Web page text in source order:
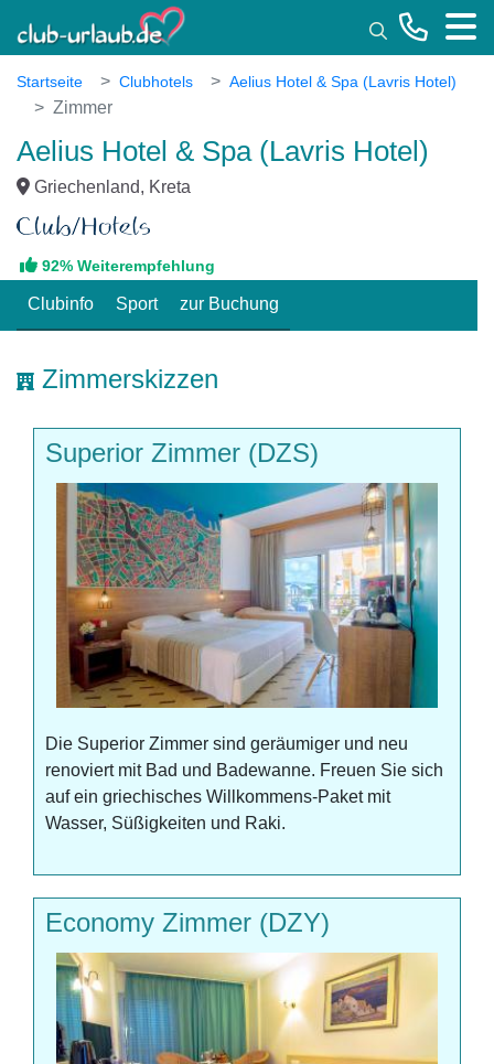
Startseite Clubhotels Aelius Hotel & Spa (Lavris Hotel)
Zimmer
Aelius Hotel & Spa (Lavris Hotel)
Griechenland, Kreta
92% Weiterempfehlung
Clubinfo Sport zur Buchung
Zimmerskizzen
Superior Zimmer (DZS)
Die Superior Zimmer sind geräumiger und neu
renoviert mit Bad und Badewanne. Freuen Sie sich
auf ein griechisches Willkommens-Paket mit
Wasser, Süßigkeiten und Raki.
Economy Zimmer (DZY)